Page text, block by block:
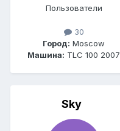
Пользователи
30
Город: Moscow
Машина: TLC 100 2007
Sky